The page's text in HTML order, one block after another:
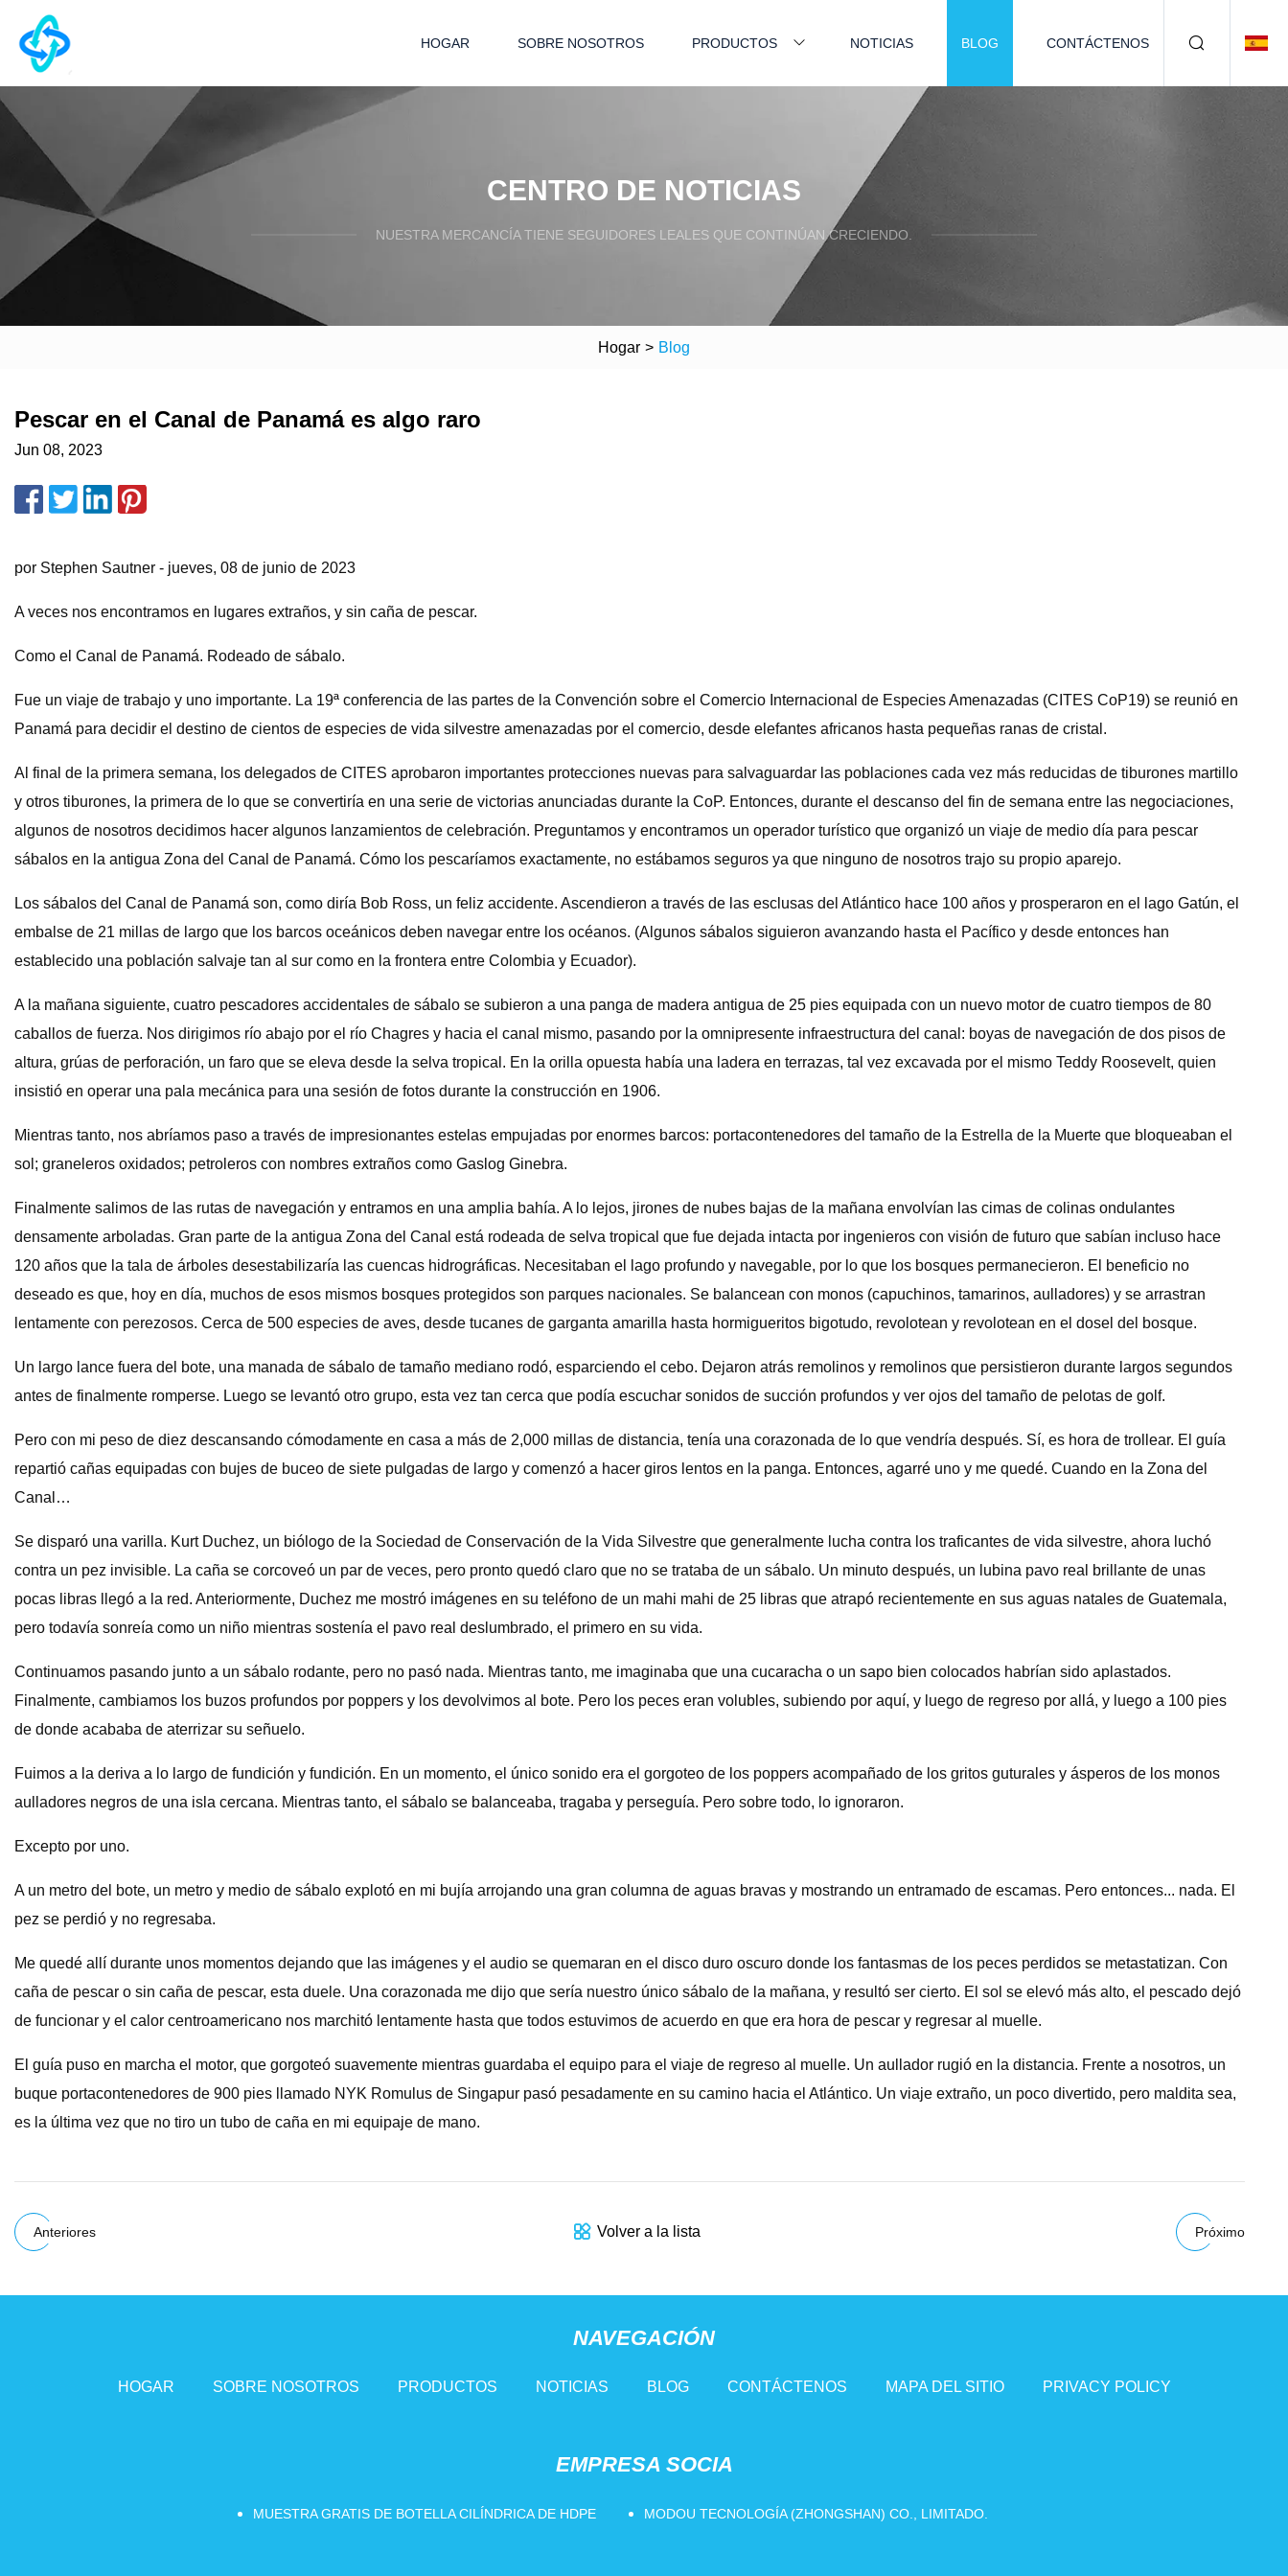
HOGAR SOBRE NOSOTROS PRODUCTOS NOTICIAS BLOG CONTÁCTENOS
CENTRO DE NOTICIAS
NUESTRA MERCANCÍA TIENE SEGUIDORES LEALES QUE CONTINÚAN CRECIENDO.
Hogar > Blog
Pescar en el Canal de Panamá es algo raro
Jun 08, 2023
por Stephen Sautner - jueves, 08 de junio de 2023
A veces nos encontramos en lugares extraños, y sin caña de pescar.
Como el Canal de Panamá. Rodeado de sábalo.
Fue un viaje de trabajo y uno importante. La 19ª conferencia de las partes de la Convención sobre el Comercio Internacional de Especies Amenazadas (CITES CoP19) se reunió en
Panamá para decidir el destino de cientos de especies de vida silvestre amenazadas por el comercio, desde elefantes africanos hasta pequeñas ranas de cristal.
Al final de la primera semana, los delegados de CITES aprobaron importantes protecciones nuevas para salvaguardar las poblaciones cada vez más reducidas de tiburones martillo
y otros tiburones, la primera de lo que se convertiría en una serie de victorias anunciadas durante la CoP. Entonces, durante el descanso del fin de semana entre las negociaciones,
algunos de nosotros decidimos hacer algunos lanzamientos de celebración. Preguntamos y encontramos un operador turístico que organizó un viaje de medio día para pescar
sábalos en la antigua Zona del Canal de Panamá. Cómo los pescaríamos exactamente, no estábamos seguros ya que ninguno de nosotros trajo su propio aparejo.
Los sábalos del Canal de Panamá son, como diría Bob Ross, un feliz accidente. Ascendieron a través de las esclusas del Atlántico hace 100 años y prosperaron en el lago Gatún, el
embalse de 21 millas de largo que los barcos oceánicos deben navegar entre los océanos. (Algunos sábalos siguieron avanzando hasta el Pacífico y desde entonces han
establecido una población salvaje tan al sur como en la frontera entre Colombia y Ecuador).
A la mañana siguiente, cuatro pescadores accidentales de sábalo se subieron a una panga de madera antigua de 25 pies equipada con un nuevo motor de cuatro tiempos de 80
caballos de fuerza. Nos dirigimos río abajo por el río Chagres y hacia el canal mismo, pasando por la omnipresente infraestructura del canal: boyas de navegación de dos pisos de
altura, grúas de perforación, un faro que se eleva desde la selva tropical. En la orilla opuesta había una ladera en terrazas, tal vez excavada por el mismo Teddy Roosevelt, quien
insistió en operar una pala mecánica para una sesión de fotos durante la construcción en 1906.
Mientras tanto, nos abríamos paso a través de impresionantes estelas empujadas por enormes barcos: portacontenedores del tamaño de la Estrella de la Muerte que bloqueaban el
sol; graneleros oxidados; petroleros con nombres extraños como Gaslog Ginebra.
Finalmente salimos de las rutas de navegación y entramos en una amplia bahía. A lo lejos, jirones de nubes bajas de la mañana envolvían las cimas de colinas ondulantes
densamente arboladas. Gran parte de la antigua Zona del Canal está rodeada de selva tropical que fue dejada intacta por ingenieros con visión de futuro que sabían incluso hace
120 años que la tala de árboles desestabilizaría las cuencas hidrográficas. Necesitaban el lago profundo y navegable, por lo que los bosques permanecieron. El beneficio no
deseado es que, hoy en día, muchos de esos mismos bosques protegidos son parques nacionales. Se balancean con monos (capuchinos, tamarinos, aulladores) y se arrastran
lentamente con perezosos. Cerca de 500 especies de aves, desde tucanes de garganta amarilla hasta hormigueritos bigotudo, revolotean y revolotean en el dosel del bosque.
Un largo lance fuera del bote, una manada de sábalo de tamaño mediano rodó, esparciendo el cebo. Dejaron atrás remolinos y remolinos que persistieron durante largos segundos
antes de finalmente romperse. Luego se levantó otro grupo, esta vez tan cerca que podía escuchar sonidos de succión profundos y ver ojos del tamaño de pelotas de golf.
Pero con mi peso de diez descansando cómodamente en casa a más de 2,000 millas de distancia, tenía una corazonada de lo que vendría después. Sí, es hora de trollear. El guía
repartió cañas equipadas con bujes de buceo de siete pulgadas de largo y comenzó a hacer giros lentos en la panga. Entonces, agarré uno y me quedé. Cuando en la Zona del
Canal…
Se disparó una varilla. Kurt Duchez, un biólogo de la Sociedad de Conservación de la Vida Silvestre que generalmente lucha contra los traficantes de vida silvestre, ahora luchó
contra un pez invisible. La caña se corcoveó un par de veces, pero pronto quedó claro que no se trataba de un sábalo. Un minuto después, un lubina pavo real brillante de unas
pocas libras llegó a la red. Anteriormente, Duchez me mostró imágenes en su teléfono de un mahi mahi de 25 libras que atrapó recientemente en sus aguas natales de Guatemala,
pero todavía sonreía como un niño mientras sostenía el pavo real deslumbrado, el primero en su vida.
Continuamos pasando junto a un sábalo rodante, pero no pasó nada. Mientras tanto, me imaginaba que una cucaracha o un sapo bien colocados habrían sido aplastados.
Finalmente, cambiamos los buzos profundos por poppers y los devolvimos al bote. Pero los peces eran volubles, subiendo por aquí, y luego de regreso por allá, y luego a 100 pies
de donde acababa de aterrizar su señuelo.
Fuimos a la deriva a lo largo de fundición y fundición. En un momento, el único sonido era el gorgoteo de los poppers acompañado de los gritos guturales y ásperos de los monos
aulladores negros de una isla cercana. Mientras tanto, el sábalo se balanceaba, tragaba y perseguía. Pero sobre todo, lo ignoraron.
Excepto por uno.
A un metro del bote, un metro y medio de sábalo explotó en mi bujía arrojando una gran columna de aguas bravas y mostrando un entramado de escamas. Pero entonces... nada. El
pez se perdió y no regresaba.
Me quedé allí durante unos momentos dejando que las imágenes y el audio se quemaran en el disco duro oscuro donde los fantasmas de los peces perdidos se metastatizan. Con
caña de pescar o sin caña de pescar, esta duele. Una corazonada me dijo que sería nuestro único sábalo de la mañana, y resultó ser cierto. El sol se elevó más alto, el pescado dejó
de funcionar y el calor centroamericano nos marchitó lentamente hasta que todos estuvimos de acuerdo en que era hora de pescar y regresar al muelle.
El guía puso en marcha el motor, que gorgoteó suavemente mientras guardaba el equipo para el viaje de regreso al muelle. Un aullador rugió en la distancia. Frente a nosotros, un
buque portacontenedores de 900 pies llamado NYK Romulus de Singapur pasó pesadamente en su camino hacia el Atlántico. Un viaje extraño, un poco divertido, pero maldita sea,
es la última vez que no tiro un tubo de caña en mi equipaje de mano.
Anteriores Volver a la lista Próximo
NAVEGACIÓN
HOGAR SOBRE NOSOTROS PRODUCTOS NOTICIAS BLOG CONTÁCTENOS MAPA DEL SITIO PRIVACY POLICY
EMPRESA SOCIA
MUESTRA GRATIS DE BOTELLA CILÍNDRICA DE HDPE MODOU TECNOLOGÍA (ZHONGSHAN) CO., LIMITADO.